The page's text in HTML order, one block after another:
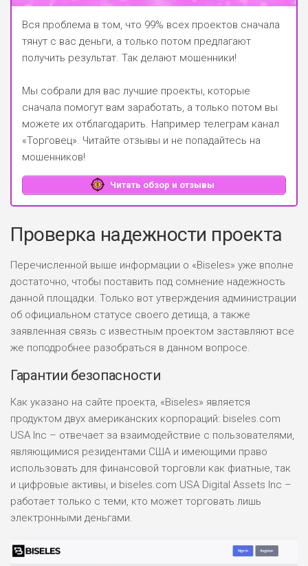
Вся проблема в том, что 99% всех проектов сначала
тянут с вас деньги, а только потом предлагают
получить результат. Так делают мошенники!
Мы собрали для вас лучшие проекты, которые
сначала помогут вам заработать, а только потом вы
можете их отблагодарить. Например телеграм канал
«Торговец». Читайте отзывы и не попадайтесь на
мошенников!
Читать обзор и отзывы
Проверка надежности проекта
Перечисленной выше информации о «Biseles» уже вполне
достаточно, чтобы поставить под сомнение надежность
данной площадки. Только вот утверждения администрации
об официальном статусе своего детища, а также
заявленная связь с известным проектом заставляют все
же поподробнее разобраться в данном вопросе.
Гарантии безопасности
Как указано на сайте проекта, «Biseles» является
продуктом двух американских корпораций: biseles.com
USA Inc – отвечает за взаимодействие с пользователями,
являющимися резидентами США и имеющими право
использовать для финансовой торговли как фиатные, так
и цифровые активы, и biseles.com USA Digital Assets Inc –
работает только с теми, кто может торговать лишь
электронными деньгами.